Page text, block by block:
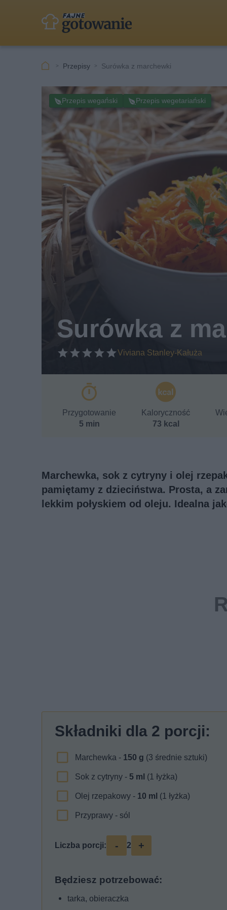
Przepisy Surówka z marchewki
Surówka z
Viviana Stanley-Kałuża
Przepis wegański Przepis wegetariański
Przygotowanie
5 min
Kaloryczność
73 kcal
Marchewka, sok z cytryny i olej
pamiętamy z dzieciństwa. Prosta, a
lekkim połyskiem od oleju. Idealna
Składniki dla 2 porcji:
Marchewka - 150 g (3 średnie sztuki)
Sok z cytryny - 5 ml (1 łyżka)
Olej rzepakowy - 10 ml (1 łyżka)
Przyprawy - sól
Liczba porcji: - 2 +
Będziesz potrzebować:
tarka, obieraczka